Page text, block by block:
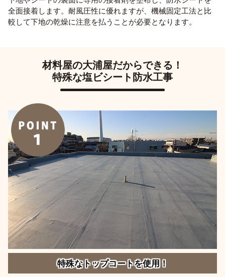
全面接着します。耐風圧性に優れますが、機械固定工法と比
較して下地の乾燥に注意を払うことが必要となります。
材料屋の大浦屋だからできる！
特殊な塩ビシート防水工事
特殊なトップコートを使用！